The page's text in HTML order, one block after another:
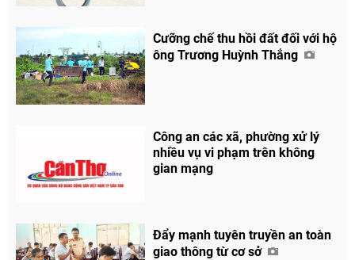
Chia sẻ
Cưỡng chế thu hồi đất đối với hộ
ông Trương Huỳnh Thắng
Công an các xã, phường xử lý
nhiều vụ vi phạm trên không
gian mạng
Đẩy mạnh tuyên truyền an toàn
giao thông từ cơ sở